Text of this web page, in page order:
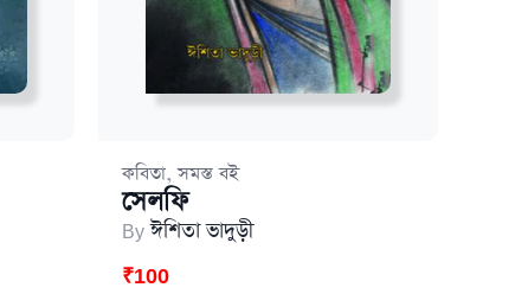
কবিতা,সমস্ত বই
সেলফি
Byঈশিতা ভাদুড়ী
₹100